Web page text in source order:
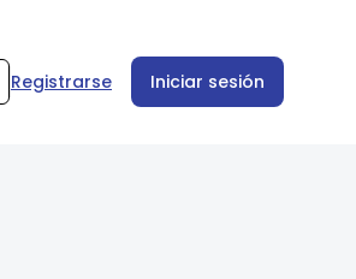
Registrarse Iniciar sesión